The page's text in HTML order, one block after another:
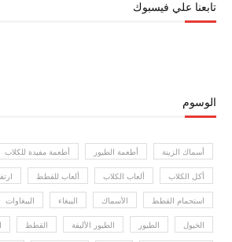
تابعنا علي فيسبوك
الوسوم
أسماك الزينة أطعمة الطيور أطعمة مفيدة للكلاب
أكل الكلاب ألعاب الكلاب ألعاب للقطط
استحمام القطط الأسماك الببغاء الببغاوات
الخيول الطيور الطيور الأليفة القطط